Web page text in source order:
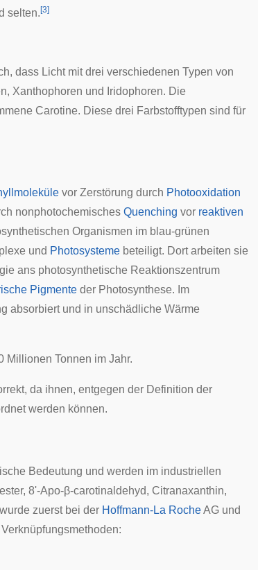
selten. [3]
dass Licht mit drei verschiedenen Typen von
Xanthophoren und Iridophoren. Die
Carotine. Diese drei Farbstofftypen sind für
vor Zerstörung durch Photooxidation
nonphotochemisches Quenching vor reaktiven
Organismen im blau-grünen
und Photosysteme beteiligt. Dort arbeiten sie
ans photosynthetische Reaktionszentrum
Pigmente der Photosynthese. Im
absorbiert und in unschädliche Wärme
Millionen Tonnen im Jahr.
da ihnen, entgegen der Definition der
werden können.
Bedeutung und werden im industriellen
8'-Apo-β-carotinaldehyd, Citranaxanthin,
zuerst bei der Hoffmann-La RocheAG und